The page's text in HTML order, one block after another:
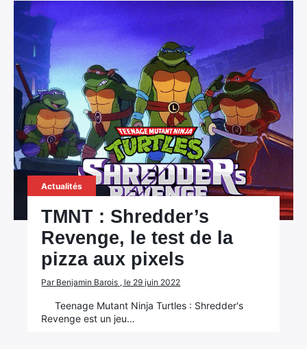
Actualités
TMNT : Shredder’s
Revenge, le test de la
pizza aux pixels
Par Benjamin Barois , le 29 juin 2022
Teenage Mutant Ninja Turtles : Shredder's
Revenge est un jeu…